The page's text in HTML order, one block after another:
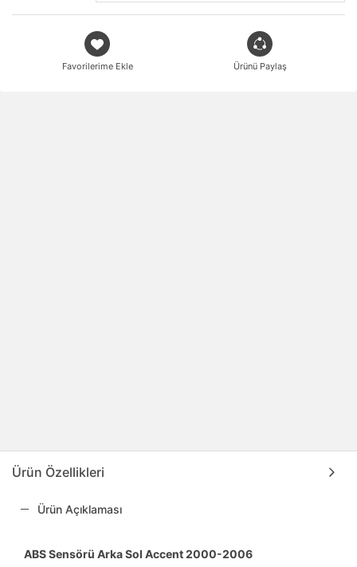
Favorilerime Ekle Ürünü Paylaş
Ürün Özellikleri
Ürün Açıklaması
ABS Sensörü Arka Sol Accent 2000-2006